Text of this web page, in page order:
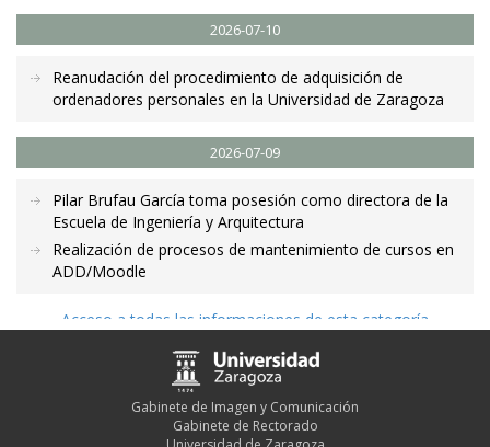
2026-07-10
Reanudación del procedimiento de adquisición de
ordenadores personales en la Universidad de Zaragoza
2026-07-09
Pilar Brufau García toma posesión como directora de la
Escuela de Ingeniería y Arquitectura
Realización de procesos de mantenimiento de cursos en
ADD/Moodle
Acceso a todas las informaciones de esta categoría
Gabinete de Imagen y Comunicación
Gabinete de Rectorado